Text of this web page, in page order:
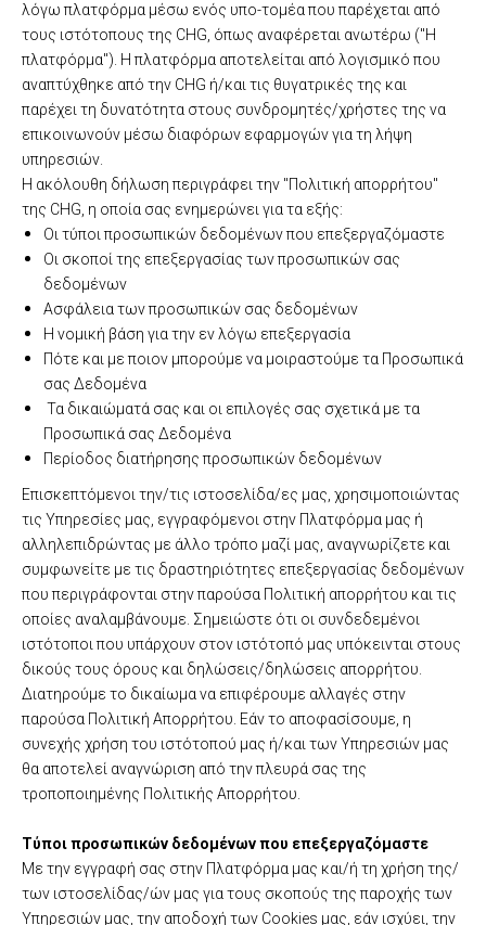
λόγω πλατφόρμα μέσω ενός υπο-τομέα που παρέχεται από
τους ιστότοπους της CHG, όπως αναφέρεται ανωτέρω ("Η
πλατφόρμα"). Η πλατφόρμα αποτελείται από λογισμικό που
αναπτύχθηκε από την CHG ή/και τις θυγατρικές της και
παρέχει τη δυνατότητα στους συνδρομητές/χρήστες της να
επικοινωνούν μέσω διαφόρων εφαρμογών για τη λήψη
υπηρεσιών.
Η ακόλουθη δήλωση περιγράφει την "Πολιτική απορρήτου"
της CHG, η οποία σας ενημερώνει για τα εξής:
Οι τύποι προσωπικών δεδομένων που επεξεργαζόμαστε
Οι σκοποί της επεξεργασίας των προσωπικών σας
δεδομένων
Ασφάλεια των προσωπικών σας δεδομένων
Η νομική βάση για την εν λόγω επεξεργασία
Πότε και με ποιον μπορούμε να μοιραστούμε τα Προσωπικά
σας Δεδομένα
Τα δικαιώματά σας και οι επιλογές σας σχετικά με τα
Προσωπικά σας Δεδομένα
Περίοδος διατήρησης προσωπικών δεδομένων
Επισκεπτόμενοι την/τις ιστοσελίδα/ες μας, χρησιμοποιώντας
τις Υπηρεσίες μας, εγγραφόμενοι στην Πλατφόρμα μας ή
αλληλεπιδρώντας με άλλο τρόπο μαζί μας, αναγνωρίζετε και
συμφωνείτε με τις δραστηριότητες επεξεργασίας δεδομένων
που περιγράφονται στην παρούσα Πολιτική απορρήτου και τις
οποίες αναλαμβάνουμε. Σημειώστε ότι οι συνδεδεμένοι
ιστότοποι που υπάρχουν στον ιστότοπό μας υπόκεινται στους
δικούς τους όρους και δηλώσεις/δηλώσεις απορρήτου.
Διατηρούμε το δικαίωμα να επιφέρουμε αλλαγές στην
παρούσα Πολιτική Απορρήτου. Εάν το αποφασίσουμε, η
συνεχής χρήση του ιστότοπού μας ή/και των Υπηρεσιών μας
θα αποτελεί αναγνώριση από την πλευρά σας της
τροποποιημένης Πολιτικής Απορρήτου.
Τύποι προσωπικών δεδομένων που επεξεργαζόμαστε
Με την εγγραφή σας στην Πλατφόρμα μας και/ή τη χρήση της/
των ιστοσελίδας/ών μας για τους σκοπούς της παροχής των
Υπηρεσιών μας, την αποδοχή των Cookies μας, εάν ισχύει, την